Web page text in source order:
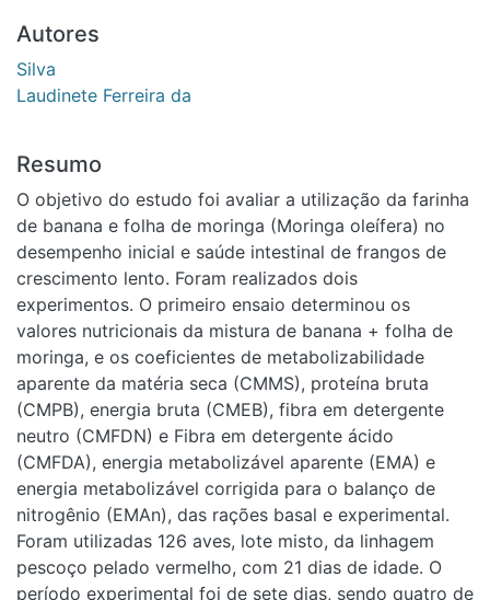
Autores
Silva
Laudinete Ferreira da
Resumo
O objetivo do estudo foi avaliar a utilização da farinha
de banana e folha de moringa (Moringa oleífera) no
desempenho inicial e saúde intestinal de frangos de
crescimento lento. Foram realizados dois
experimentos. O primeiro ensaio determinou os
valores nutricionais da mistura de banana + folha de
moringa, e os coeficientes de metabolizabilidade
aparente da matéria seca (CMMS), proteína bruta
(CMPB), energia bruta (CMEB), fibra em detergente
neutro (CMFDN) e Fibra em detergente ácido
(CMFDA), energia metabolizável aparente (EMA) e
energia metabolizável corrigida para o balanço de
nitrogênio (EMAn), das rações basal e experimental.
Foram utilizadas 126 aves, lote misto, da linhagem
pescoço pelado vermelho, com 21 dias de idade. O
período experimental foi de sete dias, sendo quatro de